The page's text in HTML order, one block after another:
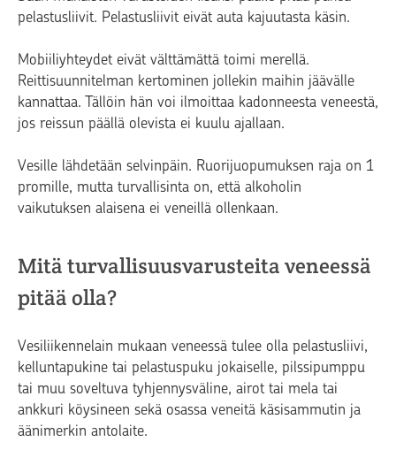
pelastusliivit. Pelastusliivit eivät auta kajuutasta käsin.
Mobiiliyhteydet eivät välttämättä toimi merellä.
Reittisuunnitelman kertominen jollekin maihin jäävälle
kannattaa. Tällöin hän voi ilmoittaa kadonneesta veneestä,
jos reissun päällä olevista ei kuulu ajallaan.
Vesille lähdetään selvinpäin. Ruorijuopumuksen raja on 1
promille, mutta turvallisinta on, että alkoholin
vaikutuksen alaisena ei veneillä ollenkaan.
Mitä turvallisuusvarusteita veneessä
pitää olla?
Vesiliikennelain mukaan veneessä tulee olla pelastusliivi,
kelluntapukine tai pelastuspuku jokaiselle, pilssipumppu
tai muu soveltuva tyhjennysväline, airot tai mela tai
ankkuri köysineen sekä osassa veneitä käsisammutin ja
äänimerkin antolaite.